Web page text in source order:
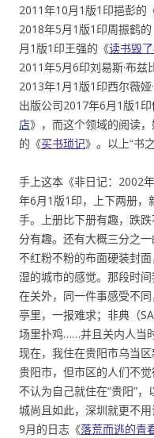
2011年10月1版1印挹彭的
2018年5月1版1印周振鹤
月1版1印王强的《读书毁
2011年5月6印刘易斯·布兹
2013年1月1版1印西尔薇娅
出版公司2017年6月1版1
店》，而这个领域的阅读
的《买书琐记》。以上“书
手上这本《非日记：2002
年6月1版1印，上下两册，
手。上册比下册有趣，跌
分有趣。还有大概三分之
不红粉不粉的布面硬装封
湿的城市的感觉。那段时
在关外，同一件事感受不同
亭里，一报难求；非典（
场里扑鸡……并且关内人当
现在，我住在贵阳市乌当
贵阳市，但市区的人们不
不认为自己就住在“贵阳”
城尚且如此，深圳就更不
9月的日志《落荒而逃的青